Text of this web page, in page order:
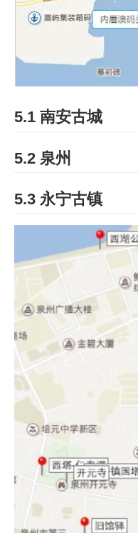
5.1 南安古城
5.2 泉州
5.3 永宁古镇